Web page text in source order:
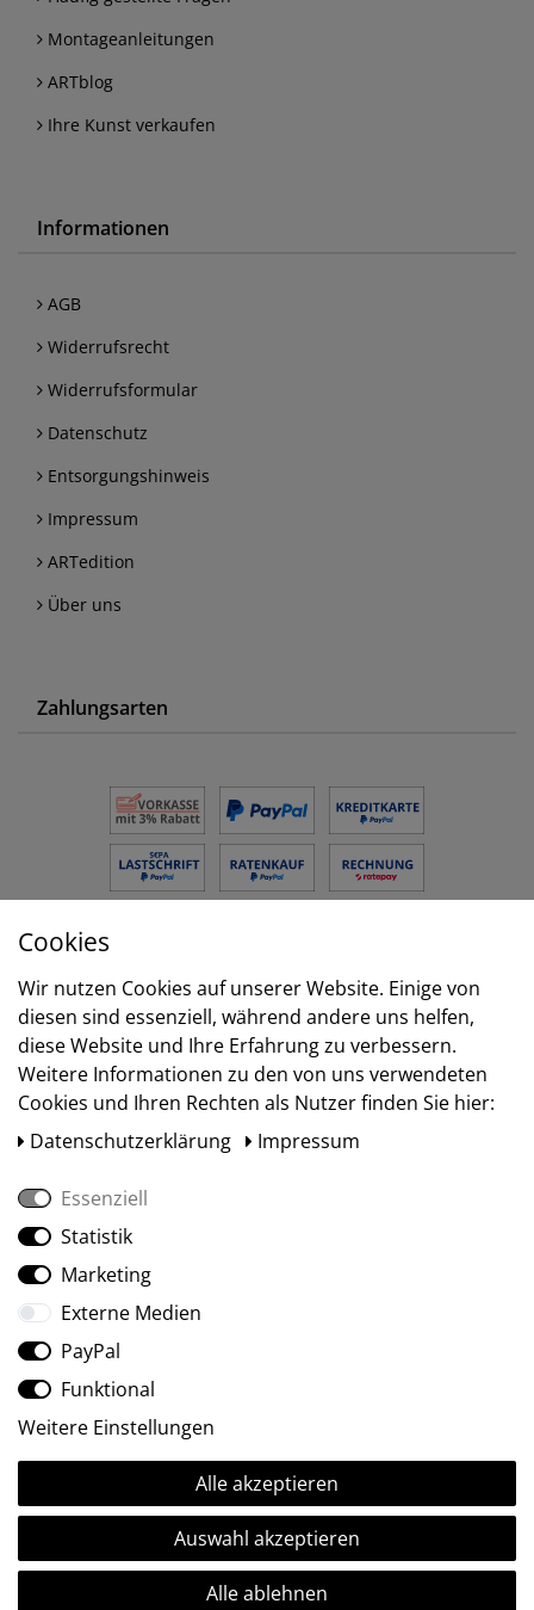
Montageanleitungen
ARTblog
Ihre Kunst verkaufen
Informationen
AGB
Widerrufsrecht
Widerrufsformular
Datenschutz
Entsorgungshinweis
Impressum
ARTedition
Über uns
Zahlungsarten
Versand
Social Media
Ⓒ2009-2026 ARTland GmbH • Alle Rechte vorbehalten.
Cookies
Wir nutzen Cookies auf unserer Website. Einige von
diesen sind essenziell, während andere uns helfen,
diese Website und Ihre Erfahrung zu verbessern.
Weitere Informationen zu den von uns verwendeten
Cookies und Ihren Rechten als Nutzer finden Sie hier:
Daten­schutz­erklärung
Impressum
Essenziell
Statistik
Marketing
Externe Medien
PayPal
Funktional
Weitere Einstellungen
Alle akzeptieren
Auswahl akzeptieren
Alle ablehnen